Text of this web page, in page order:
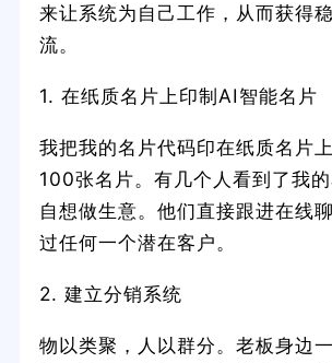
来让系统为自己工作，从而获得
流。
1. 在纸质名片上印制AI智能名片
我把我的名片代码印在纸质名片
100张名片。有几个人看到了我
自想做生意。他们直接跟进在线
过任何一个潜在客户。
2. 建立分销系统
物以类聚，人以群分。老板身边